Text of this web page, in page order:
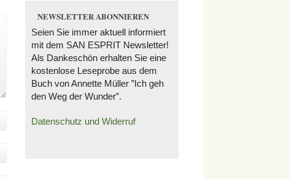
NEWSLETTER ABONNIEREN
Seien Sie immer aktuell informiert
mit dem SAN ESPRIT Newsletter!
Als Dankeschön erhalten Sie eine
kostenlose Leseprobe aus dem
Buch von Annette Müller ”Ich geh
den Weg der Wunder”.
Datenschutz und Widerruf